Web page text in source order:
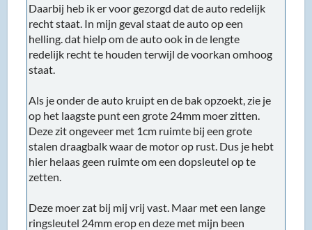
Daarbij heb ik er voor gezorgd dat de auto redelijk
recht staat. In mijn geval staat de auto op een
helling. dat hielp om de auto ook in de lengte
redelijk recht te houden terwijl de voorkan omhoog
staat.
Als je onder de auto kruipt en de bak opzoekt, zie je
op het laagste punt een grote 24mm moer zitten.
Deze zit ongeveer met 1cm ruimte bij een grote
stalen draagbalk waar de motor op rust. Dus je hebt
hier helaas geen ruimte om een dopsleutel op te
zetten.
Deze moer zat bij mij vrij vast. Maar met een lange
ringsleutel 24mm erop en deze met mijn been